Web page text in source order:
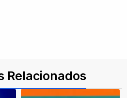
Relacionados